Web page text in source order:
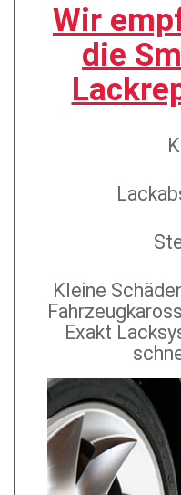
Wir
die
Kleine
Exakt